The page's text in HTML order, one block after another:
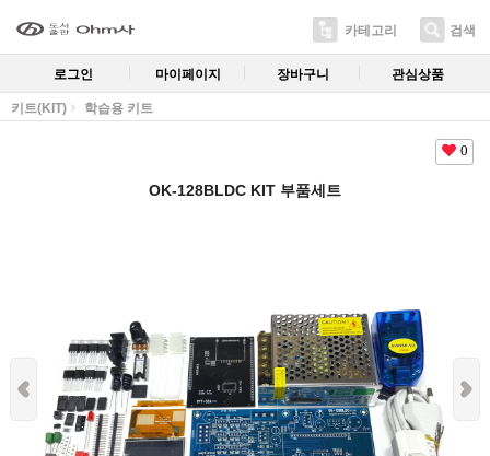
카테고리 검색
로그인 마이페이지 장바구니 관심상품
키트(KIT) 학습용 키트
0
OK-128BLDC KIT 부품세트